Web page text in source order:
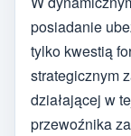
posiadanie
tylko kwestią
strategicznym
działającej w
przewoźnika